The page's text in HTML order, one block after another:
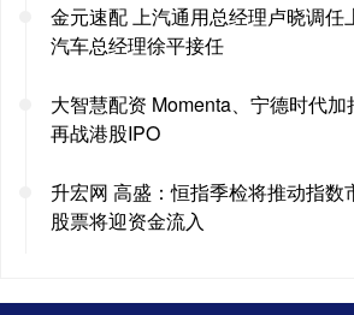
金元速配 上汽通用总经理卢晓调任
汽车总经理徐平接任
大智慧配资 Momenta、宁德时代
再战港股IPO
升宏网 高盛：恒指季检将推动指数
股票将迎资金流入